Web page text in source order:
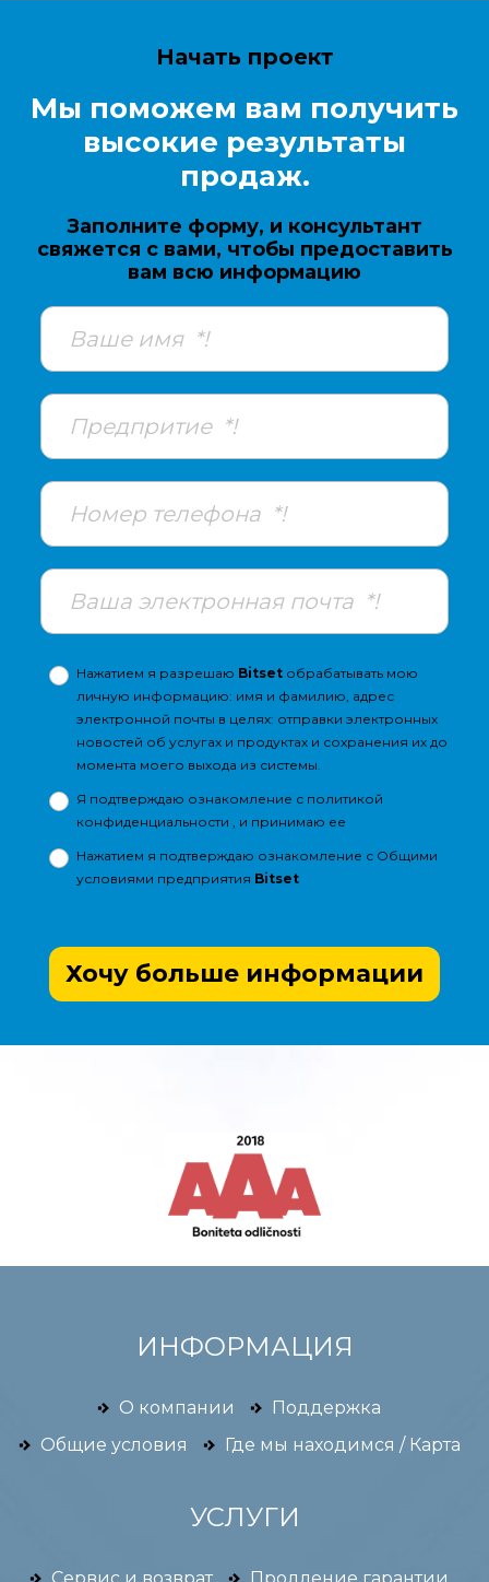
Начать проект
Мы поможем вам получить
высокие результаты
продаж.
Заполните форму, и консультант
свяжется с вами, чтобы предоставить
вам всю информацию
Нажатием я разрешаю Bitset обрабатывать мою
личную информацию: имя и фамилию, адрес
электронной почты в целях: отправки электронных
новостей об услугах и продуктах и сохранения их до
момента моего выхода из системы.
Я подтверждаю ознакомление с политикой
конфиденциальности , и принимаю ее
Нажатием я подтверждаю ознакомление с Общими
условиями предприятия Bitset
ИНФОРМАЦИЯ
О компании
Поддержка
Общие условия
Где мы находимся / Карта
УСЛУГИ